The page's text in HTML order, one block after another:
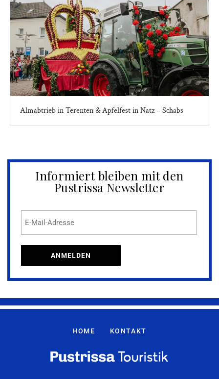
Almabtrieb in Terenten & Apfelfest in Natz – Schabs
Informiert bleiben mit den
Pustrissa Newsletter
HOME KONTAKT